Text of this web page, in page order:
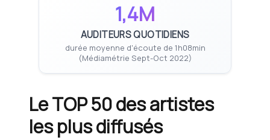
1,4M
AUDITEURS QUOTIDIENS
durée moyenne d'écoute de 1h08min
(Médiamétrie Sept-Oct 2022)
Le TOP 50 des artistes
les plus diffusés